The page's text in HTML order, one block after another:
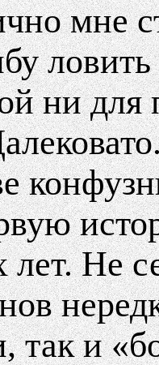
мне
ни для
лет. Не
так и